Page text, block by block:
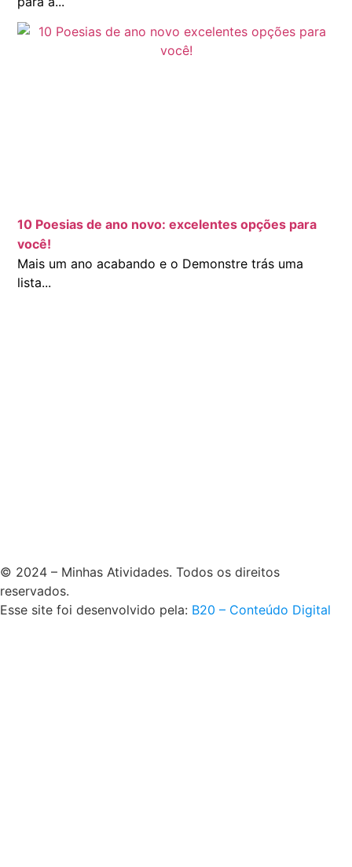
10 Poesias de ano novo: excelentes opções para
você!
Mais um ano acabando e o Demonstre trás uma
lista...
© 2024 – Minhas Atividades. Todos os direitos
reservados.
Esse site foi desenvolvido pela: B20 – Conteúdo Digital